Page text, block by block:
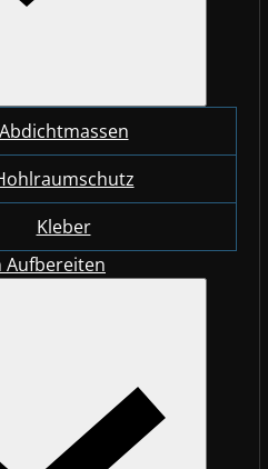
Abdichtmassen
Kleber
Aufbereiten